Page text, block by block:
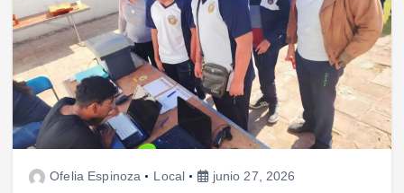
Ofelia Espinoza Local junio 27, 2026